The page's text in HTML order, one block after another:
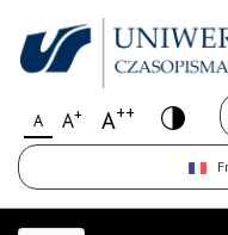
A A+ A++